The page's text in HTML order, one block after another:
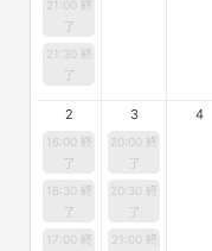
21:00 終
了
21:30 終
了
2
16:00 終
了
16:30 終
了
17:00 終
3
20:00 終
了
20:30 終
了
21:00 終
4